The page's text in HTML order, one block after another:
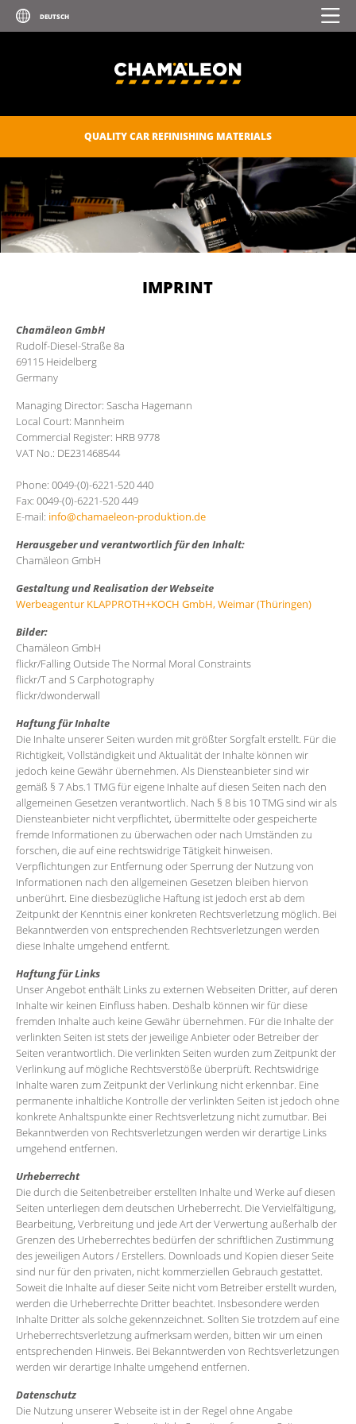
QUALITY CAR REFINISHING MATERIALS
IMPRINT
Chamäleon GmbH
Rudolf-Diesel-Straße 8a
69115 Heidelberg
Germany
Managing Director: Sascha Hagemann
Local Court: Mannheim
Commercial Register: HRB 9778
VAT No.: DE231468544
Phone: 0049-(0)-6221-520 440
Fax: 0049-(0)-6221-520 449
E-mail: info@chamaeleon-produktion.de
Herausgeber und verantwortlich für den Inhalt:
Chamäleon GmbH
Gestaltung und Realisation der Webseite
Werbeagentur KLAPPROTH+KOCH GmbH, Weimar (Thüringen)
Bilder:
Chamäleon GmbH
flickr/Falling Outside The Normal Moral Constraints
flickr/T and S Carphotography
flickr/dwonderwall
Haftung für Inhalte
Die Inhalte unserer Seiten wurden mit größter Sorgfalt erstellt. Für die
Richtigkeit, Vollständigkeit und Aktualität der Inhalte können wir
jedoch keine Gewähr übernehmen. Als Diensteanbieter sind wir
gemäß § 7 Abs.1 TMG für eigene Inhalte auf diesen Seiten nach den
allgemeinen Gesetzen verantwortlich. Nach § 8 bis 10 TMG sind wir als
Diensteanbieter nicht verpflichtet, übermittelte oder gespeicherte
fremde Informationen zu überwachen oder nach Umständen zu
forschen, die auf eine rechtswidrige Tätigkeit hinweisen.
Verpflichtungen zur Entfernung oder Sperrung der Nutzung von
Informationen nach den allgemeinen Gesetzen bleiben hiervon
unberührt. Eine diesbezügliche Haftung ist jedoch erst ab dem
Zeitpunkt der Kenntnis einer konkreten Rechtsverletzung möglich. Bei
Bekanntwerden von entsprechenden Rechtsverletzungen werden
diese Inhalte umgehend entfernt.
Haftung für Links
Unser Angebot enthält Links zu externen Webseiten Dritter, auf deren
Inhalte wir keinen Einfluss haben. Deshalb können wir für diese
fremden Inhalte auch keine Gewähr übernehmen. Für die Inhalte der
verlinkten Seiten ist stets der jeweilige Anbieter oder Betreiber der
Seiten verantwortlich. Die verlinkten Seiten wurden zum Zeitpunkt der
Verlinkung auf mögliche Rechtsverstöße überprüft. Rechtswidrige
Inhalte waren zum Zeitpunkt der Verlinkung nicht erkennbar. Eine
permanente inhaltliche Kontrolle der verlinkten Seiten ist jedoch ohne
konkrete Anhaltspunkte einer Rechtsverletzung nicht zumutbar. Bei
Bekanntwerden von Rechtsverletzungen werden wir derartige Links
umgehend entfernen.
Urheberrecht
Die durch die Seitenbetreiber erstellten Inhalte und Werke auf diesen
Seiten unterliegen dem deutschen Urheberrecht. Die Vervielfältigung,
Bearbeitung, Verbreitung und jede Art der Verwertung außerhalb der
Grenzen des Urheberrechtes bedürfen der schriftlichen Zustimmung
des jeweiligen Autors / Erstellers. Downloads und Kopien dieser Seite
sind nur für den privaten, nicht kommerziellen Gebrauch gestattet.
Soweit die Inhalte auf dieser Seite nicht vom Betreiber erstellt wurden,
werden die Urheberrechte Dritter beachtet. Insbesondere werden
Inhalte Dritter als solche gekennzeichnet. Sollten Sie trotzdem auf eine
Urheberrechtsverletzung aufmerksam werden, bitten wir um einen
entsprechenden Hinweis. Bei Bekanntwerden von Rechtsverletzungen
werden wir derartige Inhalte umgehend entfernen.
Datenschutz
Die Nutzung unserer Webseite ist in der Regel ohne Angabe